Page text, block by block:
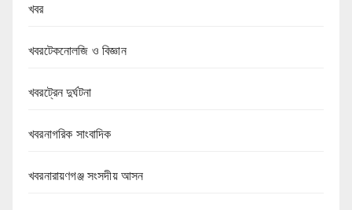
খবর
খবরটেকনোলজি ও বিজ্ঞান
খবরট্রেন দুর্ঘটনা
খবরনাগরিক সাংবাদিক
খবরনারায়ণগঞ্জ সংসদীয় আসন